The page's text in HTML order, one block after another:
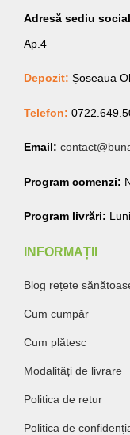
Adresă sediu
Ap.4
Depozit: Șoseaua
Telefon:
Email:
Program comenzi:
Program livrări:
INFORMAȚII
Blog rețete
Cum cumpăr
Cum plătesc
Modalități de livrare
Politica de retur
Politica de